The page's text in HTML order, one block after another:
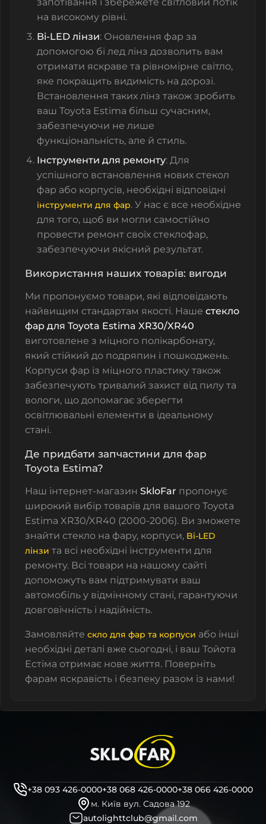
на високому рівні.
Bi-LED лінзи: Оновлення фар за
допомогою бі лед лінз дозволить вам
отримати яскраве та рівномірне світло,
яке покращить видимість на дорозі.
Встановлення таких лінз також зробить
ваш Toyota Estima більш сучасним,
забезпечуючи не лише
функціональність, але й стиль.
Інструменти для ремонту: Для
успішного встановлення нових стекол
фар або корпусів, необхідні відповідні
інструменти для фар. У нас є все необхідне
для того, щоб ви могли самостійно
провести ремонт своїх стеклофар,
забезпечуючи якісний результат.
Використання наших товарів: вигоди
Ми пропонуємо товари, які відповідають
найвищим стандартам якості. Наше стекло
фар для Toyota Estima XR30/XR40
виготовлене з міцного полікарбонату,
який стійкий до подряпин і пошкоджень.
Корпуси фар із міцного пластику також
забезпечують тривалий захист від пилу та
вологи, що допомагає зберегти
освітлювальні елементи в ідеальному
стані.
Де придбати запчастини для фар
Toyota Estima?
Наш інтернет-магазин SkloFar пропонує
широкий вибір товарів для вашого Toyota
Estima XR30/XR40 (2000-2006). Ви зможете
знайти стекло на фару, корпуси, Bi-LED
лінзи та всі необхідні інструменти для
ремонту. Всі товари на нашому сайті
допоможуть вам підтримувати ваш
автомобіль у відмінному стані, гарантуючи
довговічність і надійність.
Замовляйте скло для фар та корпуси або інші
необхідні деталі вже сьогодні, і ваш Тойота
Естіма отримає нове життя. Поверніть
фарам яскравість і безпеку разом із нами!
+38 093 426-0000+38 068 426-0000+38 066 426-0000
м. Київ вул. Садова 192
autolighttclub@gmail.com